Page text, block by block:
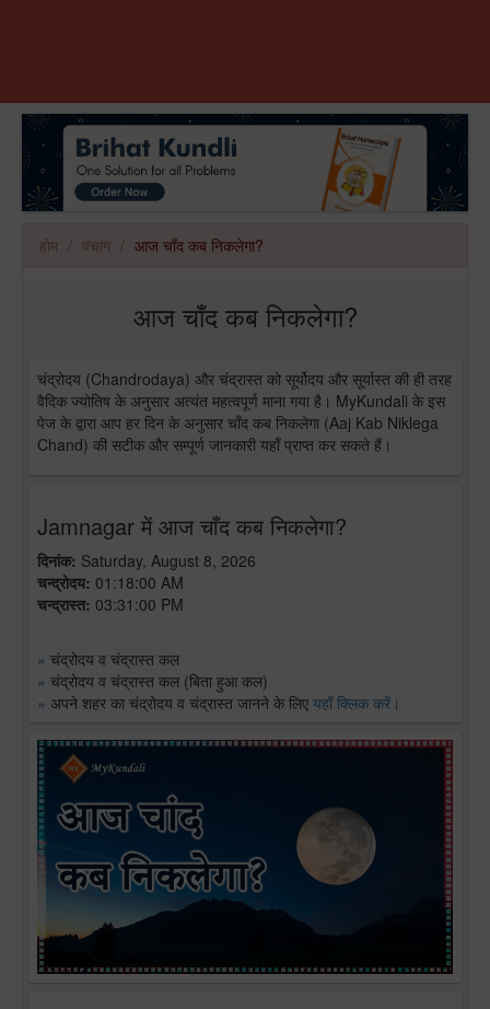
होम पंचांग आज चाँद कब निकलेगा?
आज चाँद कब निकलेगा?
चंद्रोदय (Chandrodaya) और चंद्रास्त को सूर्योदय और सूर्यास्त की ही तरह
वैदिक ज्योतिष के अनुसार अत्यंत महत्वपूर्ण माना गया है। MyKundali के इस
पेज के द्वारा आप हर दिन के अनुसार चाँद कब निकलेगा (Aaj Kab Niklega
Chand) की सटीक और सम्पूर्ण जानकारी यहाँ प्राप्त कर सकते हैं।
Jamnagar में आज चाँद कब निकलेगा?
दिनांक: Saturday, August 8, 2026
चन्द्रोदय: 01:18:00 AM
चन्द्रास्त: 03:31:00 PM
» चंद्रोदय व चंद्रास्त कल
» चंद्रोदय व चंद्रास्त कल (बिता हुआ कल)
» अपने शहर का चंद्रोदय व चंद्रास्त जानने के लिए यहाँ क्लिक करें।